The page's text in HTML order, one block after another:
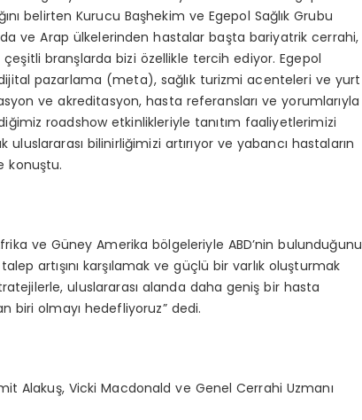
belirten Kurucu Başhekim ve Egepol Sağlık Grubu
ve Arap ülkelerinden hastalar başta bariyatrik cerrahi,
branşlarda bizi özellikle tercih ediyor. Egepol
dijital pazarlama (meta), sağlık turizmi acenteleri ve yurt
ve akreditasyon, hasta referansları ve yorumlarıyla
roadshow etkinlikleriyle tanıtım faaliyetlerimizi
bilinirliğimizi artırıyor ve yabancı hastaların
konuştu.
ve Güney Amerika bölgeleriyle ABD’nin bulunduğunu
artışını karşılamak ve güçlü bir varlık oluşturmak
uluslararası alanda daha geniş bir hasta
biri olmayı hedefliyoruz” dedi.
Alakuş, Vicki Macdonald ve Genel Cerrahi Uzmanı